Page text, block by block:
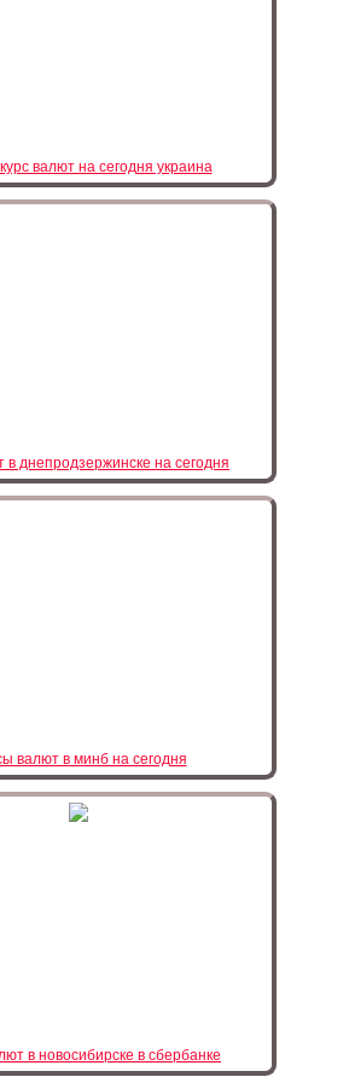
валют на сегодня украина
в днепродзержинске на сегодня
валют в минб на сегодня
в новосибирске в сбербанке